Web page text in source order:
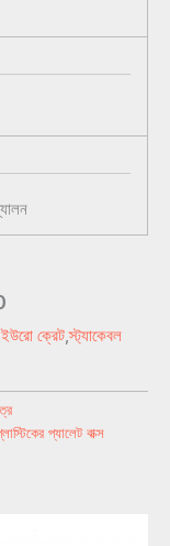
ইউরো ক্রেট,স্ট্যাকেবল
প্যালেট বাক্স